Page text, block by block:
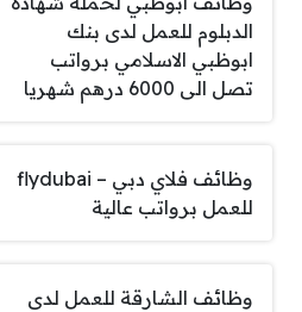
الدبلوم للعمل لدى بنك
ابوظبي الاسلامي برواتب
تصل الى 6000 درهم شهريا
وظائف فلاي دبي – flydubai
للعمل برواتب عالية
وظائف الشارقة للعمل لدى